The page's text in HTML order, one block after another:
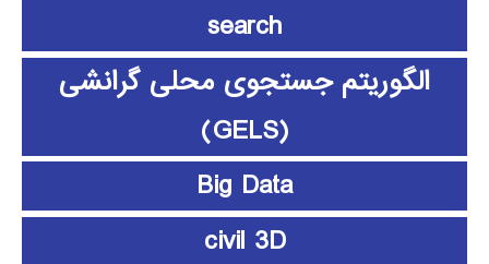
search
الگوریتم جستجوی محلی گرانشی
(GELS)
Big Data
civil 3D